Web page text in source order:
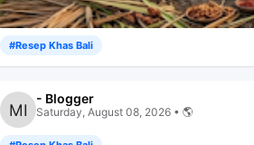
#Resep Khas Bali
- Blogger
Saturday, August 08, 2026 • 🌎